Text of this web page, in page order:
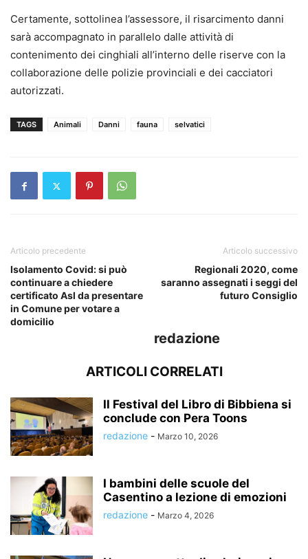
Certamente, sottolinea l’assessore, il risarcimento danni
sarà accompagnato in parallelo dalle attività di
contenimento dei cinghiali all’interno delle riserve con la
collaborazione delle polizie provinciali e dei cacciatori
autorizzati.
TAGS Animali Danni fauna selvatici
Articolo precedente
Isolamento Covid: si può
continuare a chiedere
certificato Asl da presentare
in Comune per votare a
domicilio
Articolo successivo
Regionali 2020, come
saranno assegnati i seggi del
futuro Consiglio
redazione
ARTICOLI CORRELATI
Il Festival del Libro di Bibbiena si
conclude con Pera Toons
redazione - Marzo 10, 2026
I bambini delle scuole del
Casentino a lezione di emozioni
redazione - Marzo 4, 2026